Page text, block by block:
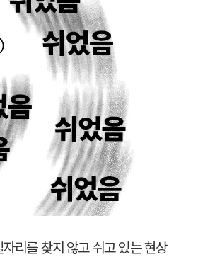
리를 찾지 않고 쉬고 있는 현상